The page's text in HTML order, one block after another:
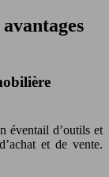
éventail d’outils et
et de vente.